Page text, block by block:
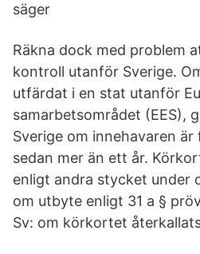
säger
Räkna dock med problem
kontroll utanför Sverige.
utfärdat i en stat utanför
samarbetsområdet (EES),
Sverige om innehavaren
sedan mer än ett år.
enligt andra stycket under
om utbyte enligt 31 a §
Sv: om körkortet